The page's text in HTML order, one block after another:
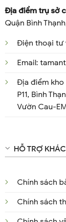
vớ.
• Phơi vớ ở nơi
• Không ủi (là),
• Không vặn,
• Nếu vớ bị
mềm, ẩm.
#voykhoa
Địa điểm trụ sở
Quận Bình
Điện thoại tư
Email:
Địa điểm kho
P11, Bình
Vườn Cau-
HỖ TRỢ
Chính sách
Chính sách